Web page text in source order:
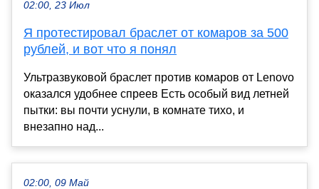
02:00, 23 Июл
Я протестировал браслет от комаров за 500
рублей, и вот что я понял
Ультразвуковой браслет против комаров от Lenovo
оказался удобнее спреев Есть особый вид летней
пытки: вы почти уснули, в комнате тихо, и
внезапно над...
02:00, 09 Май